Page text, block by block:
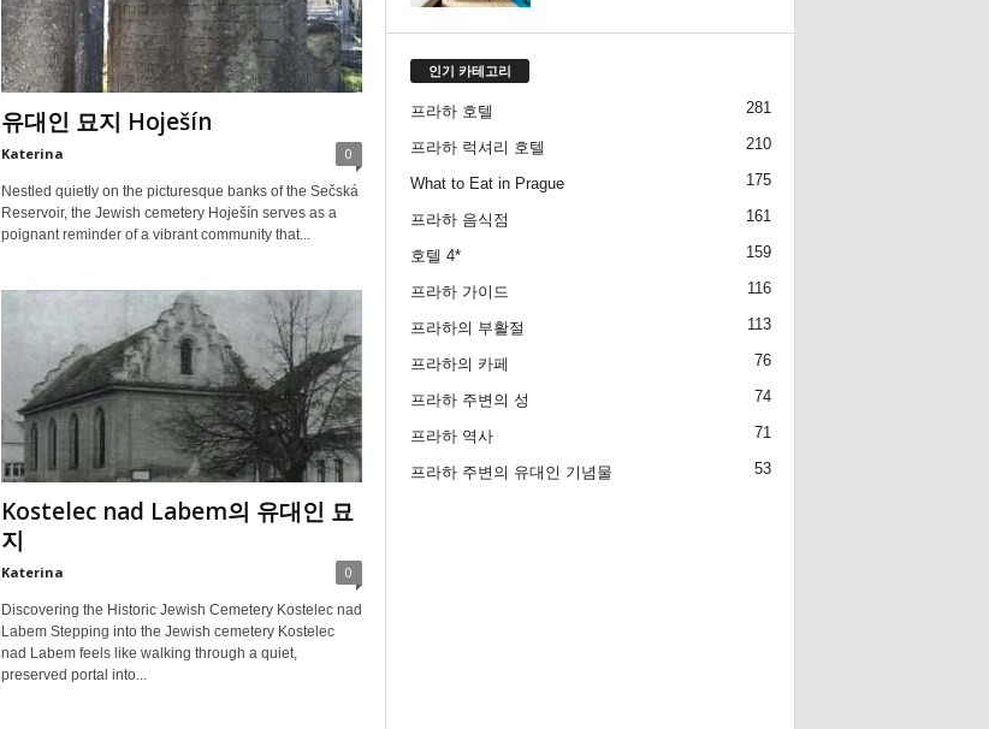
유대인 묘지 Hoješín
Katerina 0
Nestled quietly on the picturesque banks of the Sečská
Reservoir, the Jewish cemetery Hoješín serves as a
poignant reminder of a vibrant community that...
Kostelec nad Labem의 유대인 묘
지
Katerina 0
Discovering the Historic Jewish Cemetery Kostelec nad
Labem Stepping into the Jewish cemetery Kostelec
nad Labem feels like walking through a quiet,
preserved portal into...
인기 카테고리
프라하 호텔 281
프라하 럭셔리 호텔 210
What to Eat in Prague 175
프라하 음식점 161
호텔 4* 159
프라하 가이드 116
프라하의 부활절 113
프라하의 카페 76
프라하 주변의 성 74
프라하 역사 71
프라하 주변의 유대인 기념물 53